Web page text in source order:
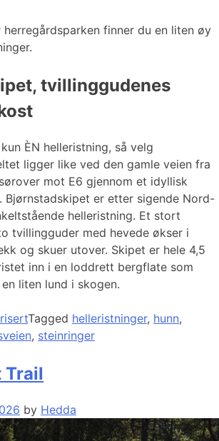
finner du en liten øy
tvillinggudenes
ÈN helleristning, så velg
ligger like ved den gamle veien fra
mot E6 gjennom et idyllisk
Bjørnstadskipet er etter sigende Nord-
helleristning. Et stort
tvillingguder med hevede økser i
og skuer utover. Skipet er hele 4,5
inn i en loddrett bergflate som
liten lund i skogen.
Tagged helleristninger, hunn,
, steinringer
Trail
by Hedda